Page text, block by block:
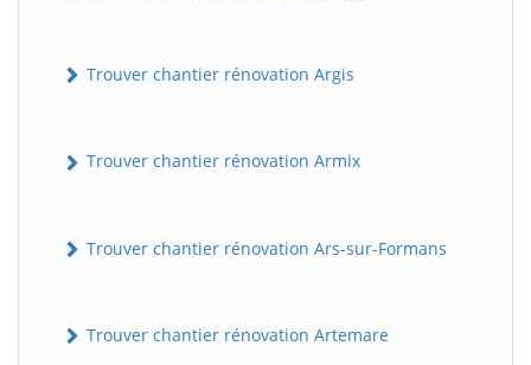
Trouver chantier rénovation Argis
Trouver chantier rénovation Armix
Trouver chantier rénovation Ars-sur-Formans
Trouver chantier rénovation Artemare